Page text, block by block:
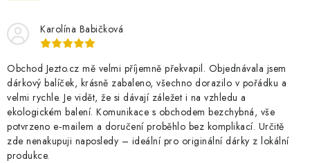
Karolína Babičková
Obchod Jezto.cz mě velmi příjemně překvapil. Objednávala jsem
dárkový balíček, krásně zabaleno, všechno dorazilo v pořádku a
velmi rychle. Je vidět, že si dávají záležet i na vzhledu a
ekologickém balení. Komunikace s obchodem bezchybná, vše
potvrzeno e‑mailem a doručení proběhlo bez komplikací. Určitě
zde nenakupuji naposledy – ideální pro originální dárky z lokální
produkce.